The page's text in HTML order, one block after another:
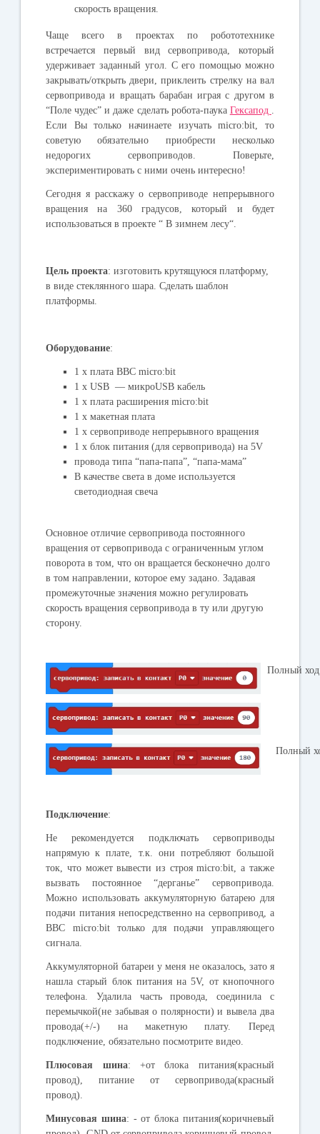
скорость вращения.
Чаще всего в проектах по робототехнике
встречается первый вид сервопривода, который
удерживает заданный угол. С его помощью можно
закрывать/открыть двери, приклеить стрелку на вал
сервопривода и вращать барабан играя с другом в
“Поле чудес” и даже сделать робота-паука Гексапод
Если Вы только начинаете изучать micro:bit, то
советую обязательно приобрести несколько
недорогих сервоприводов. Поверьте,
экспериментировать с ними очень интересно!
Сегодня я расскажу о сервоприводе непрерывного
вращения на 360 градусов, который и будет
использоваться в проекте “ В зимнем лесу“.
Цель проекта: изготовить крутящуюся платформу,
в виде стеклянного шара. Сделать шаблон
платформы.
Оборудование:
1 x плата BBC micro:bit
1 x USB — микроUSB кабель
1 x плата расширения micro:bit
1 x макетная плата
1 х сервоприводе непрерывного вращения
1 х блок питания (для сервопривода) на 5V
провода типа “папа-папа”, “папа-мама”
В качестве света в доме используется
светодиодная свеча
Основное отличие сервопривода постоянного
вращения от сервопривода с ограниченным углом
поворота в том, что он вращается бесконечно долго
в том направлении, которое ему задано. Задавая
промежуточные значения можно регулировать
скорость вращения сервопривода в ту или другую
сторону.
Полный ход
Полный
Подключение:
Не рекомендуется подключать сервоприводы
напрямую к плате, т.к. они потребляют большой
ток, что может вывести из строя micro:bit, а также
вызвать постоянное “дерганье” сервопривода.
Можно использовать аккумуляторную батарею для
подачи питания непосредственно на сервопривод, а
BBC micro:bit только для подачи управляющего
сигнала.
Аккумуляторной батареи у меня не оказалось, зато я
нашла старый блок питания на 5V, от кнопочного
телефона. Удалила часть провода, соединила с
перемычкой(не забывая о полярности) и вывела два
провода(+/-) на макетную плату. Перед
подключение, обязательно посмотрите видео.
Плюсовая шина: +от блока питания(красный
провод), питание от сервопривода(красный
провод).
Минусовая шина: - от блока питания(коричневый